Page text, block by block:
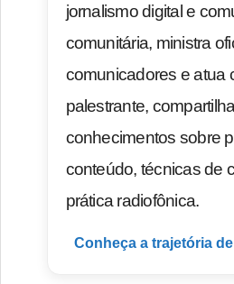
jornalismo digital e
comunitária, ministra
comunicadores e atua
palestrante,
conhecimentos sobre
conteúdo, técnicas de
prática radiofônica.
Conheça a trajetória